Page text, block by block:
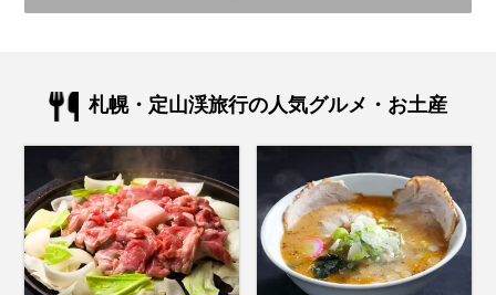
札幌・定山渓旅行の人気グルメ・お土産